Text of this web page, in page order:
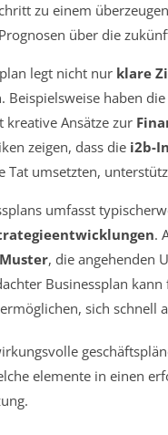
zu einem
über die
legt nicht nur klare
Beispielsweise haben
Ansätze zur
zeigen, dass die i2b-
Tat umsetzten,
umfasst
.
Muster, die angehenden
Businessplan
sich schnell